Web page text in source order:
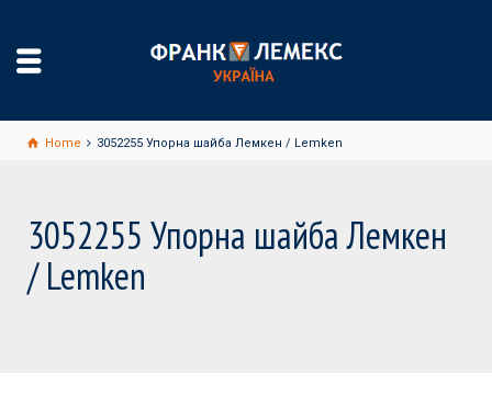
Home 3052255 Упорна шайба Лемкен / Lemken
3052255 Упорна шайба Лемкен
/ Lemken